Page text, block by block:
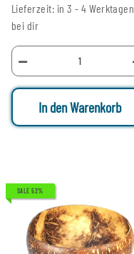
Lieferzeit: in 3 - 4 Werktagen
bei dir
In den Warenkorb
SALE 52%